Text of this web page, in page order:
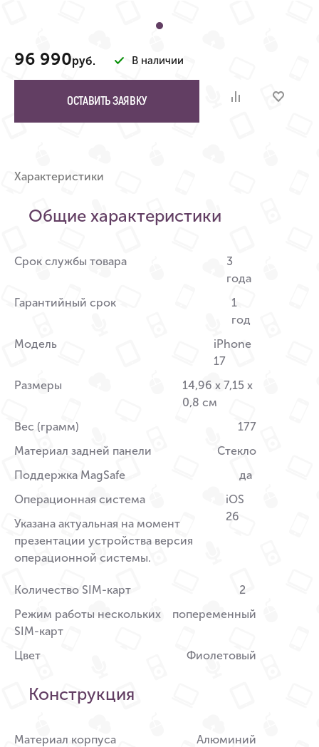
96 990руб. В наличии
ОСТАВИТЬ ЗАЯВКУ
Характеристики
Общие характеристики
Срок службы товара
3
года
Гарантийный срок
1
год
Модель
iPhone
17
Размеры
14,96 x 7,15 x
0,8 см
Вес (грамм)
177
Материал задней панели
Стекло
Поддержка MagSafe
да
Операционная система
Указана актуальная на момент
презентации устройства версия
операционной системы.
iOS
26
Количество SIM-карт
2
Режим работы нескольких
SIM-карт
попеременный
Цвет Фиолетовый
Конструкция
Материал корпуса
Алюминий